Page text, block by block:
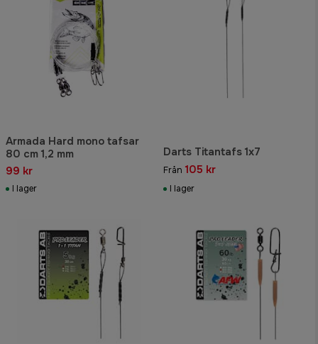
Armada Hard mono tafsar
80 cm 1,2 mm
99 kr
I lager
Darts Titantafs 1x7
Från 105 kr
I lager